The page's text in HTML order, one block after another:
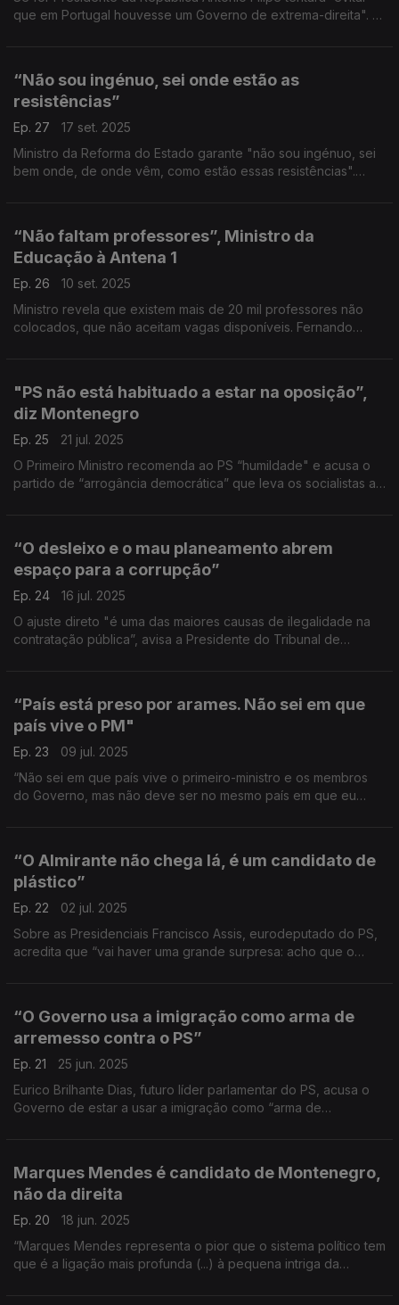
que em Portugal houvesse um Governo de extrema-direita". E
“Não sou ingénuo, sei onde estão as
resistências”
Ep. 27
17 set. 2025
Ministro da Reforma do Estado garante "não sou ingénuo, sei
bem onde, de onde vêm, como estão essas resistências".
“Não faltam professores”, Ministro da
Educação à Antena 1
Ep. 26
10 set. 2025
Ministro revela que existem mais de 20 mil professores não
colocados, que não aceitam vagas disponíveis. Fernando
"PS não está habituado a estar na oposição”,
diz Montenegro
Ep. 25
21 jul. 2025
O Primeiro Ministro recomenda ao PS “humildade" e acusa o
partido de “arrogância democrática” que leva os socialistas a
“O desleixo e o mau planeamento abrem
espaço para a corrupção”
Ep. 24
16 jul. 2025
O ajuste direto "é uma das maiores causas de ilegalidade na
contratação pública”, avisa a Presidente do Tribunal de
“País está preso por arames. Não sei em que
país vive o PM"
Ep. 23
09 jul. 2025
“Não sei em que país vive o primeiro-ministro e os membros
do Governo, mas não deve ser no mesmo país em que eu
“O Almirante não chega lá, é um candidato de
plástico”
Ep. 22
02 jul. 2025
Sobre as Presidenciais Francisco Assis, eurodeputado do PS,
acredita que “vai haver uma grande surpresa: acho que o
“O Governo usa a imigração como arma de
arremesso contra o PS”
Ep. 21
25 jun. 2025
Eurico Brilhante Dias, futuro líder parlamentar do PS, acusa o
Governo de estar a usar a imigração como “arma de
Marques Mendes é candidato de Montenegro,
não da direita
Ep. 20
18 jun. 2025
“Marques Mendes representa o pior que o sistema político tem
que é a ligação mais profunda (...) à pequena intriga da